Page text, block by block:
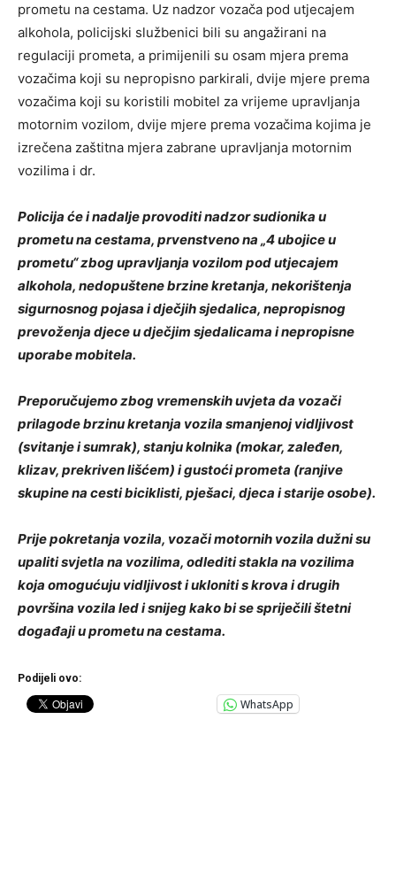
prometu na cestama. Uz nadzor vozača pod utjecajem
alkohola, policijski službenici bili su angažirani na
regulaciji prometa, a primijenili su osam mjera prema
vozačima koji su nepropisno parkirali, dvije mjere prema
vozačima koji su koristili mobitel za vrijeme upravljanja
motornim vozilom, dvije mjere prema vozačima kojima je
izrečena zaštitna mjera zabrane upravljanja motornim
vozilima i dr.
Policija će i nadalje provoditi nadzor sudionika u
prometu na cestama, prvenstveno na „4 ubojice u
prometu“ zbog upravljanja vozilom pod utjecajem
alkohola, nedopuštene brzine kretanja, nekorištenja
sigurnosnog pojasa i dječjih sjedalica, nepropisnog
prevoženja djece u dječjim sjedalicama i nepropisne
uporabe mobitela.
Preporučujemo zbog vremenskih uvjeta da vozači
prilagode brzinu kretanja vozila smanjenoj vidljivost
(svitanje i sumrak), stanju kolnika (mokar, zaleđen,
klizav, prekriven lišćem) i gustoći prometa (ranjive
skupine na cesti biciklisti, pješaci, djeca i starije osobe).
Prije pokretanja vozila, vozači motornih vozila dužni su
upaliti svjetla na vozilima, odlediti stakla na vozilima
koja omogućuju vidljivost i ukloniti s krova i drugih
površina vozila led i snijeg kako bi se spriječili štetni
događaji u prometu na cestama.
Podijeli ovo:
WhatsApp